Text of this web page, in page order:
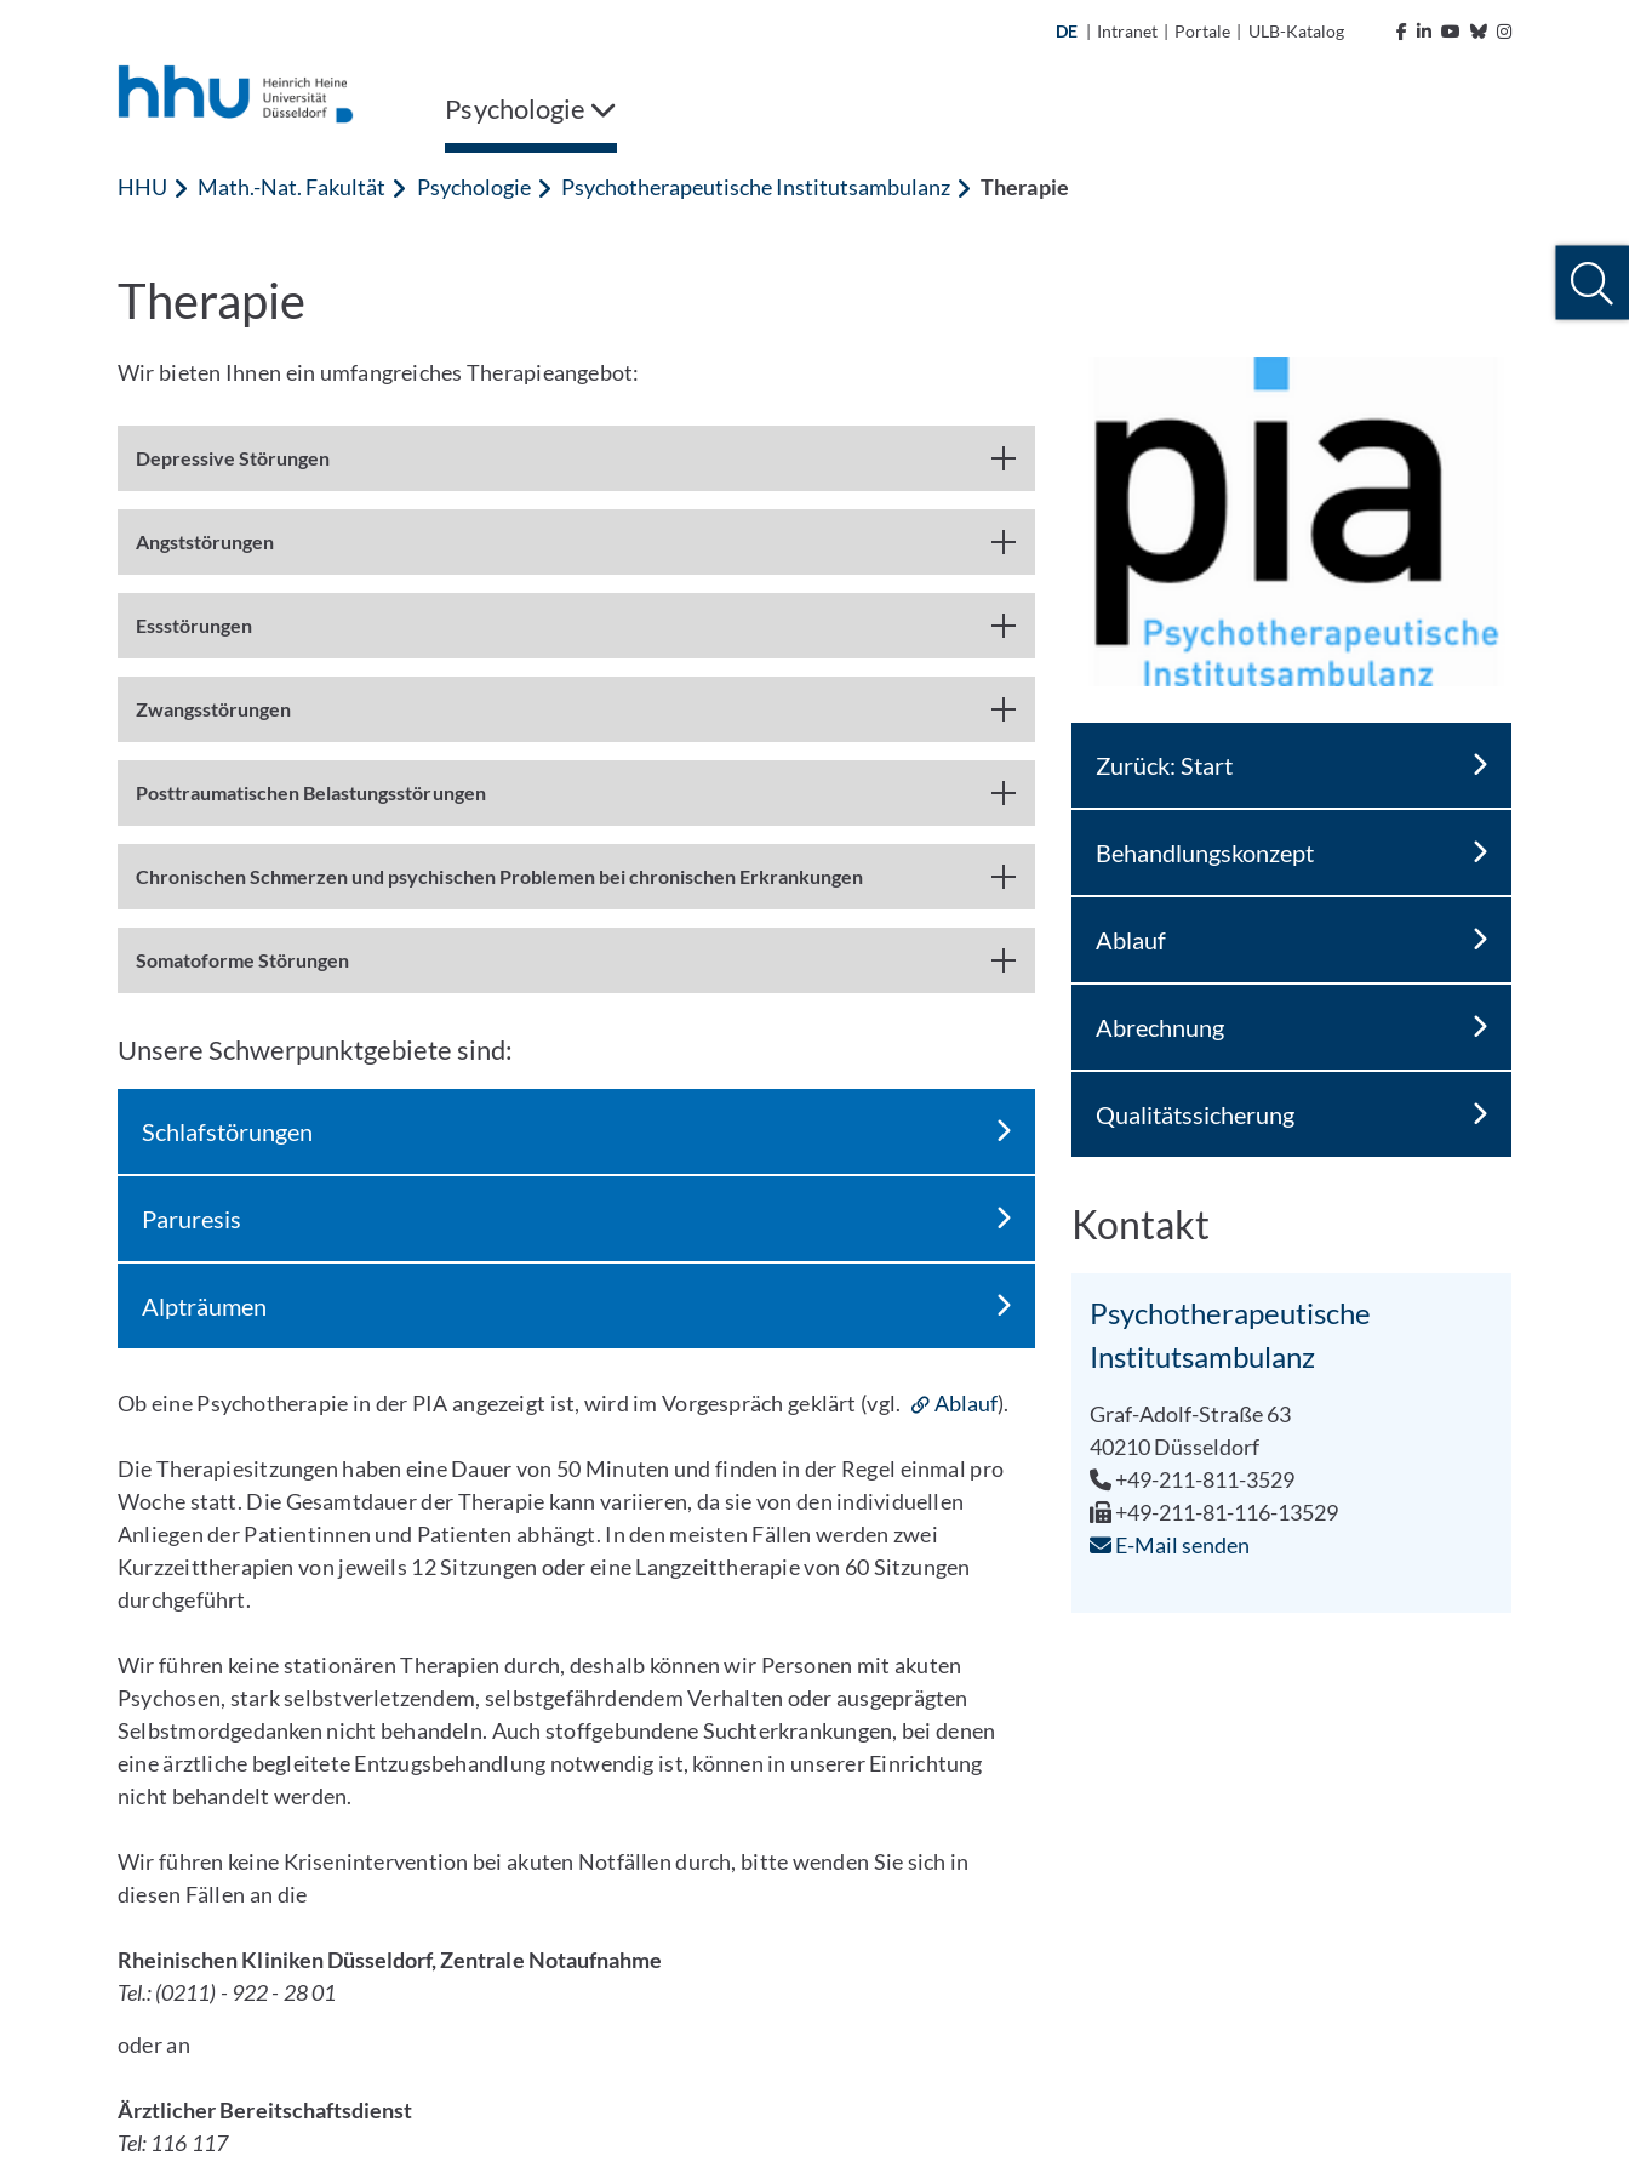
DE | Intranet | Portale | ULB-Katalog
Psychologie
HHU Math.-Nat. Fakultät Psychologie Psychotherapeutische Institutsambulanz Therapie
Therapie
Wir bieten Ihnen ein umfangreiches Therapieangebot:
Depressive Störungen
Angststörungen
Essstörungen
Zwangsstörungen
Posttraumatischen Belastungsstörungen
Chronischen Schmerzen und psychischen Problemen bei chronischen Erkrankungen
Somatoforme Störungen
Unsere Schwerpunktgebiete sind:
Schlafstörungen
Paruresis
Alpträumen
Ob eine Psychotherapie in der PIA angezeigt ist, wird im Vorgespräch geklärt (vgl. Ablauf).
Die Therapiesitzungen haben eine Dauer von 50 Minuten und finden in der Regel einmal pro
Woche statt. Die Gesamtdauer der Therapie kann variieren, da sie von den individuellen
Anliegen der Patientinnen und Patienten abhängt. In den meisten Fällen werden zwei
Kurzzeittherapien von jeweils 12 Sitzungen oder eine Langzeittherapie von 60 Sitzungen
durchgeführt.
Wir führen keine stationären Therapien durch, deshalb können wir Personen mit akuten
Psychosen, stark selbstverletzendem, selbstgefährdendem Verhalten oder ausgeprägten
Selbstmordgedanken nicht behandeln. Auch stoffgebundene Suchterkrankungen, bei denen
eine ärztliche begleitete Entzugsbehandlung notwendig ist, können in unserer Einrichtung
nicht behandelt werden.
Wir führen keine Krisenintervention bei akuten Notfällen durch, bitte wenden Sie sich in
diesen Fällen an die
Rheinischen Kliniken Düsseldorf, Zentrale Notaufnahme
Tel.: (0211) - 922 - 28 01
oder an
Ärztlicher Bereitschaftsdienst
Tel: 116 117
Zurück: Start
Behandlungskonzept
Ablauf
Abrechnung
Qualitätssicherung
Kontakt
Psychotherapeutische
Institutsambulanz
Graf-Adolf-Straße 63
40210 Düsseldorf
+49-211-811-3529
+49-211-81-116-13529
E-Mail senden